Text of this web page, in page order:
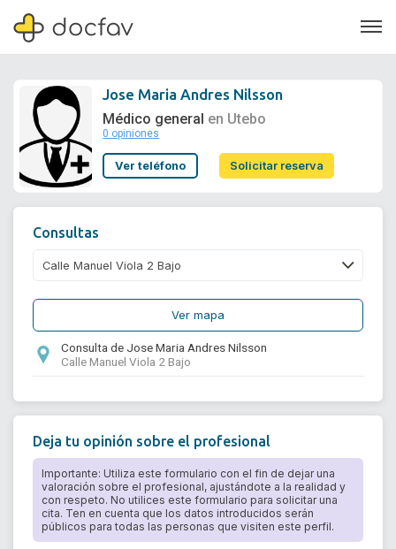
Soporte
Jose Maria Andres Nilsson
Médico general en Utebo
0 opiniones
Ver teléfono Solicitar reserva
Consultas
Ver mapa
Consulta de Jose Maria Andres Nilsson
Calle Manuel Viola 2 Bajo
Deja tu opinión sobre el profesional
Importante: Utiliza este formulario con el fin de dejar una
valoración sobre el profesional, ajustándote a la realidad y
con respeto. No utilices este formulario para solicitar una
cita. Ten en cuenta que los datos introducidos serán
públicos para todas las personas que visiten este perfil.